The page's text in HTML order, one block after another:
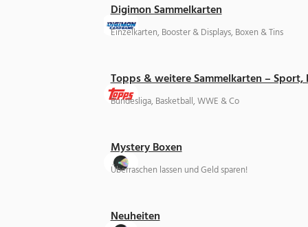
Digimon Sammelkarten
Einzelkarten, Booster & Displays, Boxen & Tins
Topps & weitere Sammelkarten –
Bundesliga, Basketball, WWE & Co
Mystery Boxen
Überraschen lassen und Geld sparen!
Neuheiten